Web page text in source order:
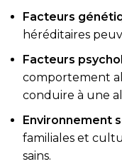
Facteurs
héréditaires
Facteurs
comportement
conduire à une
Environnement
familiales et
sains.